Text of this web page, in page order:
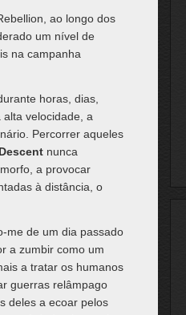
ao longo dos
um nível de
na campanha
horas, dias,
velocidade, a
Percorrer aqueles
Descentnunca
a provocar
à distância, o
me de um dia passado
a zumbir como um
a tratar os humanos
guerras relâmpago
deles a ecoar pelos